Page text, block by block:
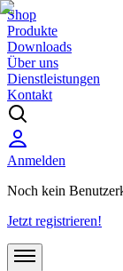
Shop
Produkte
Downloads
Über uns
Dienstleistungen
Kontakt
Anmelden
Noch kein
Jetzt registrieren!